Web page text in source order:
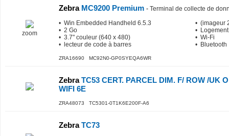
zoom
ZebraMC9200 Premium - Terminal de collecte de
• Win Embedded Handheld 6.5.3
• 2 Go
• 3.7" couleur (640 x 480)
• lecteur de code à barres
• (imageur
•
• Wi-Fi
• Bluetooth
ZRA16690 MC92N0-GP0SYEQA6WR
ZebraTC53 CERT. PARCEL DIM. F/ ROW /UK
WIFI 6E
ZRA48073 TC5301-0T1K6E200F-A6
ZebraTC73